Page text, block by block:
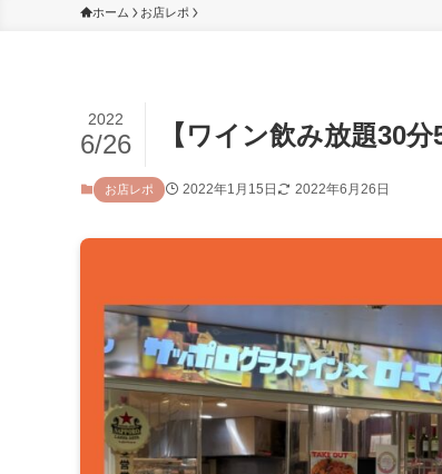
ホーム お店レポ
【ワイン飲み放題30
2022
6/26
お店レポ 2022年1月15日 2022年6月26日